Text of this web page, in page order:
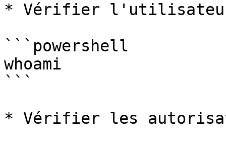
* Vérifier
```powershell
whoami
```
* Vérifier les